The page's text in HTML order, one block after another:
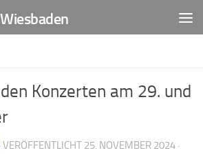
Konzerten am 29. und
· VERÖFFENTLICHT 25. NOVEMBER 2024 ·